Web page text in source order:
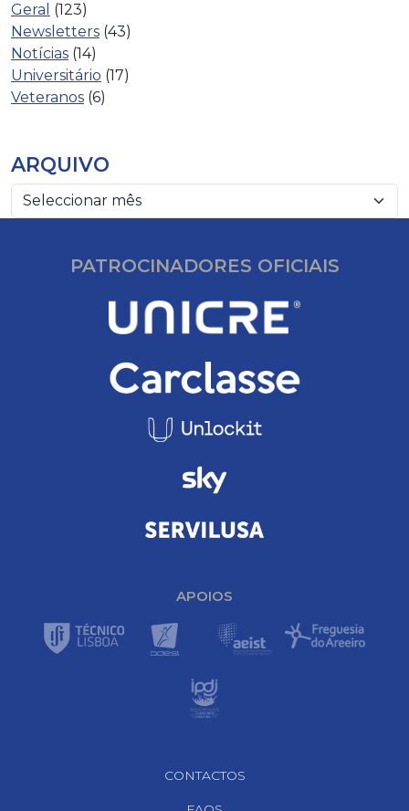
Geral (123)
Newsletters (43)
Notícias (14)
Universitário (17)
Veteranos (6)
ARQUIVO
PATROCINADORES OFICIAIS
APOIOS
CONTACTOS